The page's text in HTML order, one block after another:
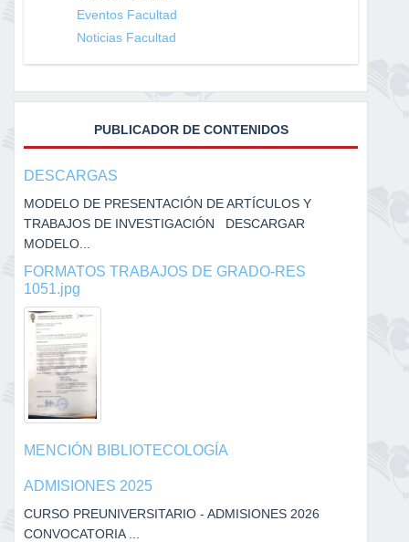
Eventos Facultad
Noticias Facultad
PUBLICADOR DE CONTENIDOS
DESCARGAS
MODELO DE PRESENTACIÓN DE ARTÍCULOS Y
TRABAJOS DE INVESTIGACIÓN DESCARGAR
MODELO...
FORMATOS TRABAJOS DE GRADO-RES
1051.jpg
MENCIÓN BIBLIOTECOLOGÍA
ADMISIONES 2025
CURSO PREUNIVERSITARIO - ADMISIONES 2026
CONVOCATORIA ...